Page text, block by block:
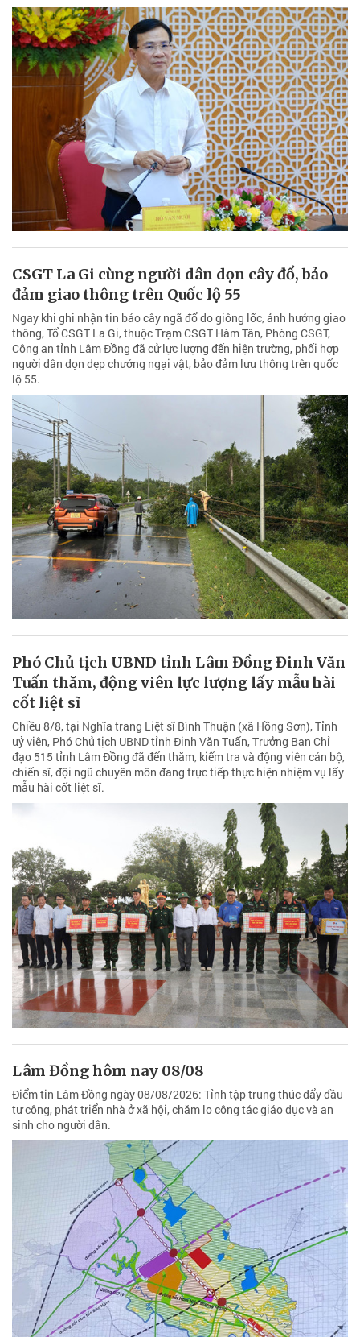
CSGT La Gi cùng người dân dọn cây đổ, bảo
đảm giao thông trên Quốc lộ 55
Ngay khi ghi nhận tin báo cây ngã đổ do giông lốc, ảnh hưởng giao
thông, Tổ CSGT La Gi, thuộc Trạm CSGT Hàm Tân, Phòng CSGT,
Công an tỉnh Lâm Đồng đã cử lực lượng đến hiện trường, phối hợp
người dân dọn dẹp chướng ngại vật, bảo đảm lưu thông trên quốc
lộ 55.
Phó Chủ tịch UBND tỉnh Lâm Đồng Đinh Văn
Tuấn thăm, động viên lực lượng lấy mẫu hài
cốt liệt sĩ
Chiều 8/8, tại Nghĩa trang Liệt sĩ Bình Thuận (xã Hồng Sơn), Tỉnh
uỷ viên, Phó Chủ tịch UBND tỉnh Đinh Văn Tuấn, Trưởng Ban Chỉ
đạo 515 tỉnh Lâm Đồng đã đến thăm, kiểm tra và động viên cán bộ,
chiến sĩ, đội ngũ chuyên môn đang trực tiếp thực hiện nhiệm vụ lấy
mẫu hài cốt liệt sĩ.
Lâm Đồng hôm nay 08/08
Điểm tin Lâm Đồng ngày 08/08/2026: Tỉnh tập trung thúc đẩy đầu
tư công, phát triển nhà ở xã hội, chăm lo công tác giáo dục và an
sinh cho người dân.